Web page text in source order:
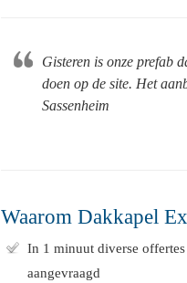
Gisteren is onze prefab
doen op de site. Het
Sassenheim
Waarom Dakkapel
In 1 minuut diverse offertes
aangevraagd